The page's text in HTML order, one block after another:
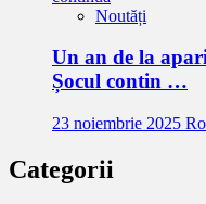
Noutăți
Un an de la
Șocul contin …
23 noiembrie 2025
Categorii